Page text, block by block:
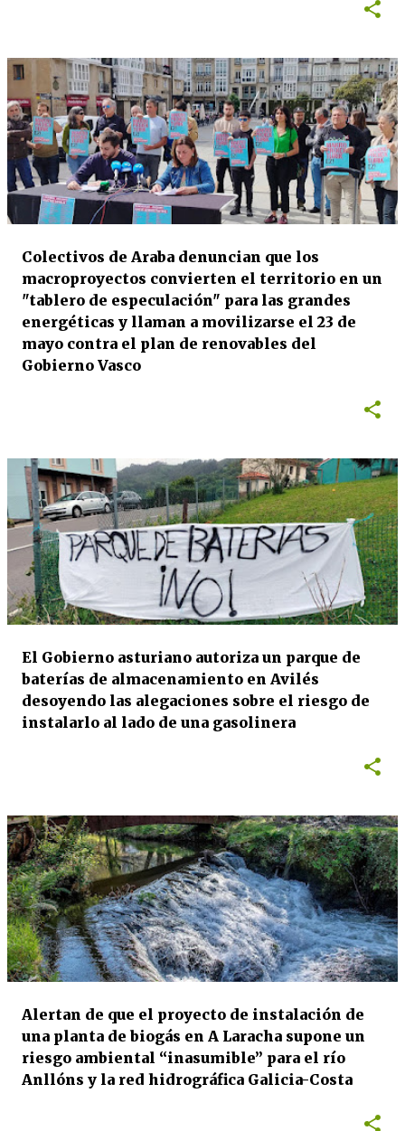
Colectivos de Araba denuncian que los
macroproyectos convierten el territorio en un
"tablero de especulación" para las grandes
energéticas y llaman a movilizarse el 23 de
mayo contra el plan de renovables del
Gobierno Vasco
El Gobierno asturiano autoriza un parque de
baterías de almacenamiento en Avilés
desoyendo las alegaciones sobre el riesgo de
instalarlo al lado de una gasolinera
Alertan de que el proyecto de instalación de
una planta de biogás en A Laracha supone un
riesgo ambiental “inasumible” para el río
Anllóns y la red hidrográfica Galicia-Costa